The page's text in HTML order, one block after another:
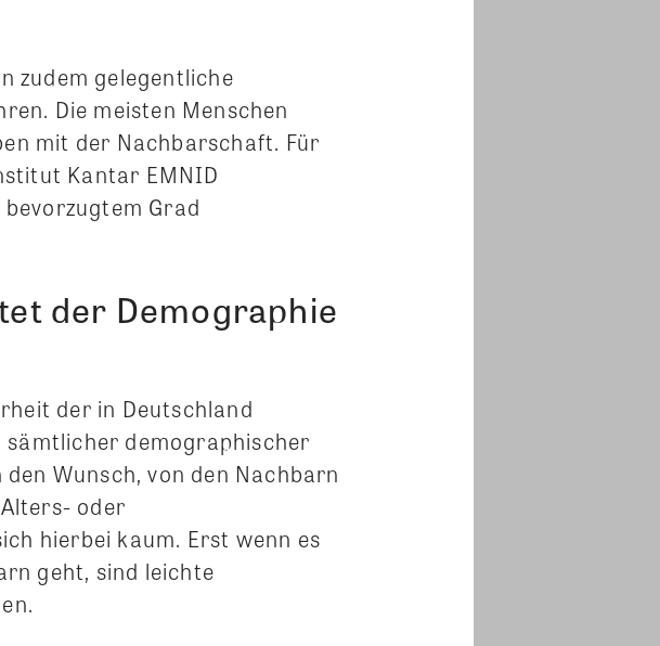
zudem gelegentliche
Die meisten Menschen
mit der Nachbarschaft. Für
Kantar EMNID
Grad
der Demographie
der in Deutschland
sämtlicher demographischer
Wunsch, von den Nachbarn
oder
hierbei kaum. Erst wenn es
geht, sind leichte